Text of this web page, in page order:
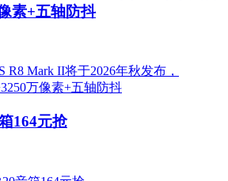
素+五轴防抖
164元抢